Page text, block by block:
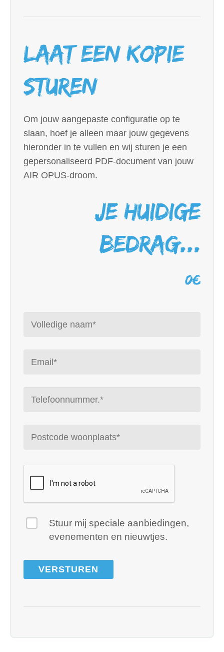
Laat een kopie
sturen…
Om jouw aangepaste configuratie op te
slaan, hoef je alleen maar jouw gegevens
hieronder in te vullen en wij sturen je een
gepersonaliseerd PDF-document van jouw
AIR OPUS-droom.
Je huidige
bedrag...
0€
Stuur mij speciale aanbiedingen,
evenementen en nieuwtjes.